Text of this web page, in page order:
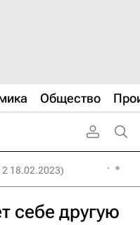
Общество
18.02.2023)
себе другую